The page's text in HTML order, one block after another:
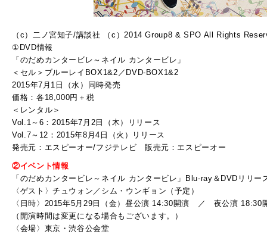
（c）二ノ宮知子/講談社 （c）2014 Group8 & SPO All Rights
①DVD情報
「のだめカンタービレ～ネイル カンタービレ」
＜セル＞ブルーレイBOX1&2／DVD-BOX1&2
2015年7月1日（水）同時発売
価格：各18,000円＋税
＜レンタル＞
Vol.1～6：2015年7月2日（木）リリース
Vol.7～12：2015年8月4日（火）リリース
発売元：エスピーオー/フジテレビ 販売元：エスピーオー
②イベント情報
「のだめカンタービレ～ネイル カンタービレ」Blu-ray＆DVDリリー
〈ゲスト〉チュウォン／シム・ウンギョン（予定）
〈日時〉2015年5月29日（金）昼公演 14:30開演 ／ 夜公演 18:30
（開演時間は変更になる場合もございます。）
〈会場〉東京・渋谷公会堂